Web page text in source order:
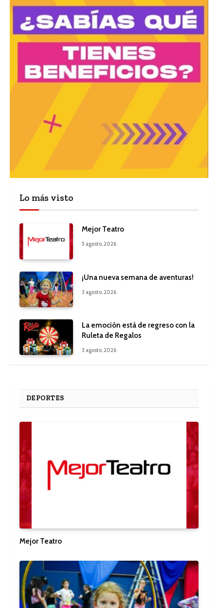
Lo más visto
Mejor Teatro
5 agosto, 2026
¡Una nueva semana de aventuras!
3 agosto, 2026
La emoción está de regreso con la
Ruleta de Regalos
3 agosto, 2026
DEPORTES
Mejor Teatro